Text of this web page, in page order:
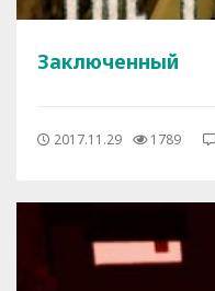
Заключенный
2017.11.29 1789